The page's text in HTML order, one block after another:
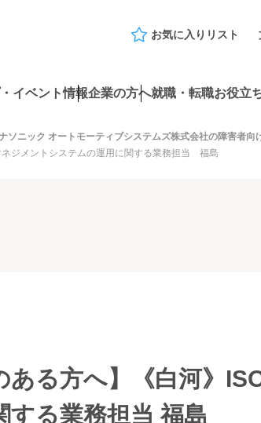
お気に入りリスト
イベント情報企業の方へ就職・転職お役立
ソニック オートモーティブシステムズ株式会社の障害者向
ジメントシステムの運用に関する業務担当 福島
る方へ】《白河》
する業務担当 福島